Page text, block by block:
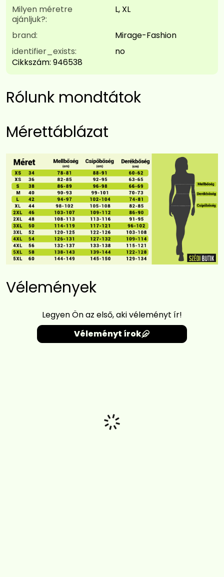
Milyen méretre
ajánljuk?:
L, XL
brand:
Mirage-Fashion
identifier_exists:
no
Cikkszám: 946538
Rólunk mondtátok
Mérettáblázat
Vélemények
Legyen Ön az első, aki véleményt ír!
Véleményt írok